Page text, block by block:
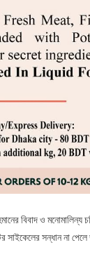
বিবাদ ও
সন্ধান না